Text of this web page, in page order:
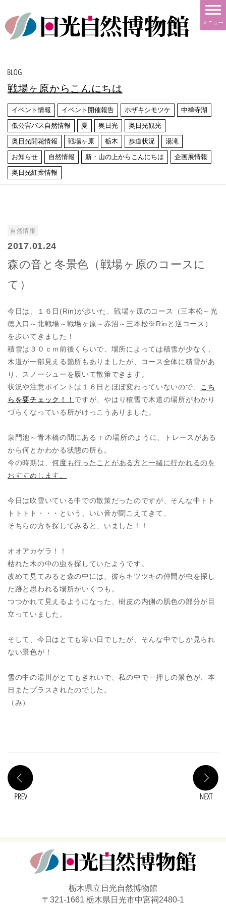
メニュー
戦場ヶ原からこんにちは
イベント情報 イベント開催報告 ホザキシモツケ 中禅寺湖
低公害バス自然情報 夏 奥日光 奥日光観光
奥日光開花情報 戦場ヶ原 栃木 歩道状況 湯滝
お知らせ 自然情報 新・山の上からこんにちは 企画展情報
奥日光紅葉情報
自然情報
2017.01.24
森の音と冬景色（戦場ヶ原のコースに
て）
今日は、１６日(Rin)が歩いた、戦場ヶ原のコース（三本松～光
徳入口～北戦場～戦場ヶ原～赤沼～三本松※Rinと逆コース）
を歩いてきました！
積雪は３０ｃｍ前後くらいで、場所によっては積雪が少なく、
木道が一部見える箇所もありましたが、コース全体に積雪があ
り、スノーシューを履いて散策できます。
状況や注意ポイントは１６日とほぼ変わっていないので、
こち
らを要チェック！！ ですが、やはり積雪で木道の場所がわかり
づらくなっている所がけっこうありました。
泉門池～青木橋の間にある ↑ の場所のように、トレースがある
から何とかわかる状態の所も。
今の時期は、何度も行ったことがある方と一緒に行かれるのを
おすすめします。
今日は吹雪いている中での散策だったのですが、そんな中トト
トトトト・・・という、いい音が聞こえてきて、
そちらの方を探してみると、いました！！
オオアカゲラ！！
枯れた木の中の虫を探していたようです。
改めて見てみると森の中には、彼らキツツキの仲間が虫を探し
た跡と思われる場所がいくつも。
つつかれて見えるようになった、樹皮の内側の肌色の部分が目
立っていました。
そして、今日はとても寒い日でしたが、そんな中でしか見られ
ない景色が！
雪の中の湯川がとてもきれいで、私の中で一押しの景色が、本
日またプラスされたのでした。
（み）
栃木県立日光自然博物館
〒321-1661 栃木県日光市中宮祠2480-1